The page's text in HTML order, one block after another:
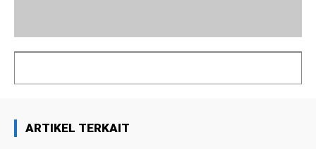
ARTIKEL TERKAIT